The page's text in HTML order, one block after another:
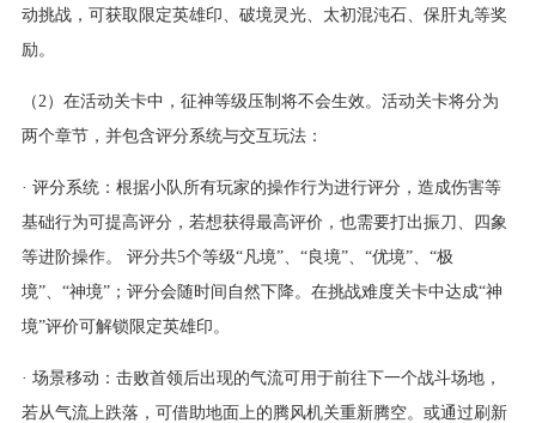
动挑战，可获取限定英雄印、破境灵光、太初混沌石、保肝丸等奖
励。
（2）在活动关卡中，征神等级压制将不会生效。活动关卡将分为
两个章节，并包含评分系统与交互玩法：
· 评分系统：根据小队所有玩家的操作行为进行评分，造成伤害等
基础行为可提高评分，若想获得最高评价，也需要打出振刀、四象
等进阶操作。 评分共5个等级“凡境”、“良境”、“优境”、“极
境”、“神境”；评分会随时间自然下降。在挑战难度关卡中达成“神
境”评价可解锁限定英雄印。
· 场景移动：击败首领后出现的气流可用于前往下一个战斗场地，
若从气流上跌落，可借助地面上的腾风机关重新腾空。或通过刷新